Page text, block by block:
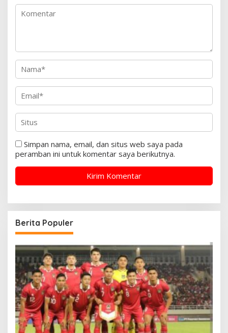
Simpan nama, email, dan situs web saya pada
peramban ini untuk komentar saya berikutnya.
Berita Populer